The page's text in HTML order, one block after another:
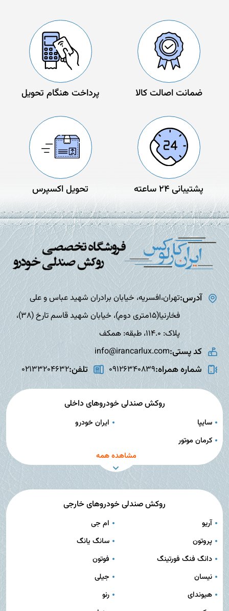
ضمانت اصالت کالا پرداخت هنگام تحویل
پشتیبانی 24 ساعته تحویل اکسپرس
آدرس:تهران،افسریه، خیابان برادران شهید عباس و علی
فخارنیا(15متری دوم)، خیابان شهید قاسم تارخ (38)،
پلاک: 114.0، طبقه: همکف
کد پستی:info@irancarlux.com
شماره همراه:09126340839 تلفن:02133204632
روکش صندلی خودروهای داخلی
سایپا
ایران خودرو
کرمان موتور
مشاهده همه
روکش صندلی خودروهای خارجی
آریو
ام جی
پروتون
سانگ یانگ
دانگ فنگ فورتینگ
فوتون
نیسان
جیلی
هیوندای
رنو